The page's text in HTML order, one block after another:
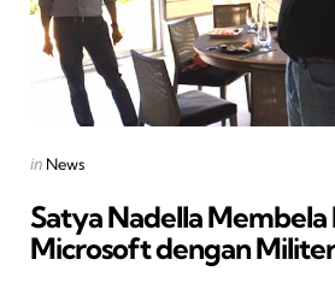
Posted
in News
Satya Nadella Membela
Microsoft dengan Militer